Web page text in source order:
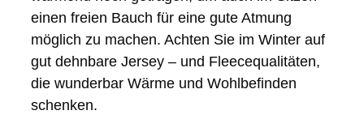
einen freien Bauch für eine gute Atmung
möglich zu machen. Achten Sie im Winter auf
gut dehnbare Jersey – und Fleecequalitäten,
die wunderbar Wärme und Wohlbefinden
schenken.